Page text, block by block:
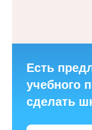
Есть
учебного
сделать